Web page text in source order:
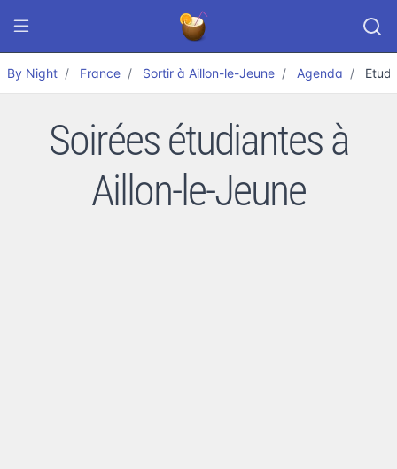
By Night France Sortir à Aillon-le-Jeune Agenda
Soirées étudiantes à
Aillon-le-Jeune